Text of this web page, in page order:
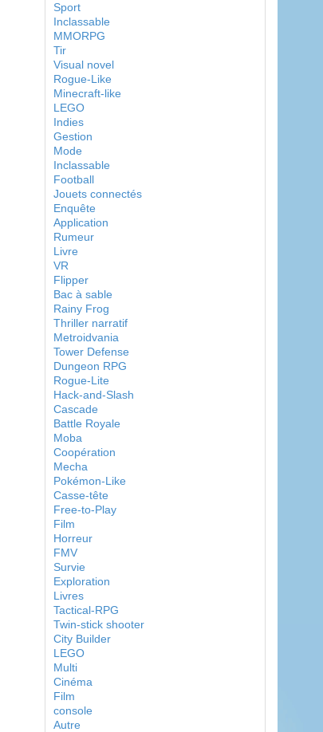
Sport
Inclassable
MMORPG
Tir
Visual novel
Rogue-Like
Minecraft-like
LEGO
Indies
Gestion
Mode
Inclassable
Football
Jouets connectés
Enquête
Application
Rumeur
Livre
VR
Flipper
Bac à sable
Rainy Frog
Thriller narratif
Metroidvania
Tower Defense
Dungeon RPG
Rogue-Lite
Hack-and-Slash
Cascade
Battle Royale
Moba
Coopération
Mecha
Pokémon-Like
Casse-tête
Free-to-Play
Film
Horreur
FMV
Survie
Exploration
Livres
Tactical-RPG
Twin-stick shooter
City Builder
LEGO
Multi
Cinéma
Film
console
Autre